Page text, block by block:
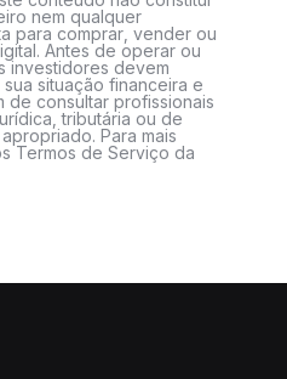
nem qualquer
para comprar, vender ou
Antes de operar ou
investidores devem
situação financeira e
de consultar profissionais
tributária ou de
Para mais
Termos de Serviço da